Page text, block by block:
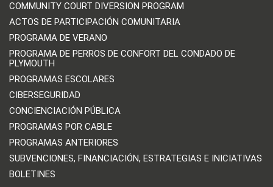
COMMUNITY COURT DIVERSION PROGRAM
ACTOS DE PARTICIPACIÓN COMUNITARIA
PROGRAMA DE VERANO
PROGRAMA DE PERROS DE CONFORT DEL CONDADO DE
PLYMOUTH
PROGRAMAS ESCOLARES
CIBERSEGURIDAD
CONCIENCIACIÓN PÚBLICA
PROGRAMAS POR CABLE
PROGRAMAS ANTERIORES
SUBVENCIONES, FINANCIACIÓN, ESTRATEGIAS E INICIATIVAS
BOLETINES